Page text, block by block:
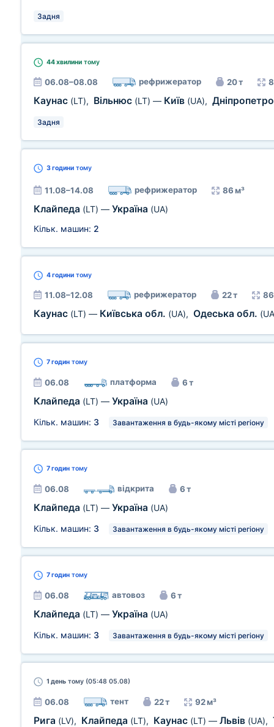
Задня
44 хвилини тому
06.08–08.08 рефрижератор 20 т
Каунас (LT), Вільнюс (LT) — Київ (UA),
Задня
3 години тому
11.08–14.08 рефрижератор 86 м³
Клайпеда (LT) — Україна (UA)
Кільк. машин: 2
4 години тому
11.08–12.08 рефрижератор 22 т
Каунас (LT) — Київська обл. (UA), Одеська обл.
7 годин тому
06.08 платформа 6 т
Клайпеда (LT) — Україна (UA)
Кільк. машин: 3 Завантаження в будь-якому місті регіону
7 годин тому
06.08 відкрита 6 т
Клайпеда (LT) — Україна (UA)
Кільк. машин: 3 Завантаження в будь-якому місті регіону
7 годин тому
06.08 автовоз 6 т
Клайпеда (LT) — Україна (UA)
Кільк. машин: 3 Завантаження в будь-якому місті регіону
1 день тому (05:48 05.08)
06.08 тент 22 т 92 м³
Рига (LV), Клайпеда (LT), Каунас (LT) — Львів (UA),